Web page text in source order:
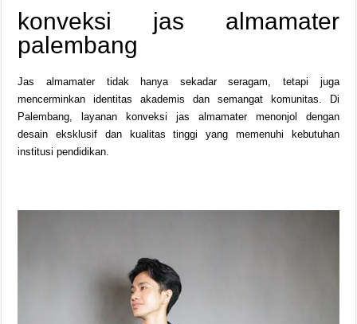
konveksi jas almamater
palembang
Jas almamater tidak hanya sekadar seragam, tetapi juga
mencerminkan identitas akademis dan semangat komunitas. Di
Palembang, layanan konveksi jas almamater menonjol dengan
desain eksklusif dan kualitas tinggi yang memenuhi kebutuhan
institusi pendidikan.